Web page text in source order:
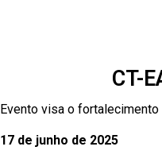
CT-
Evento visa o
17 de junho de 2025